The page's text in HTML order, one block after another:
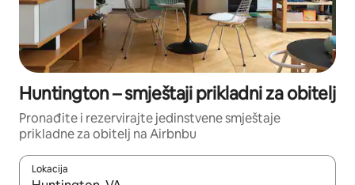
Huntington – smještaji prikladni za obitelj
Pronađite i rezervirajte jedinstvene smještaje
prikladne za obitelj na Airbnbu
Lokacija